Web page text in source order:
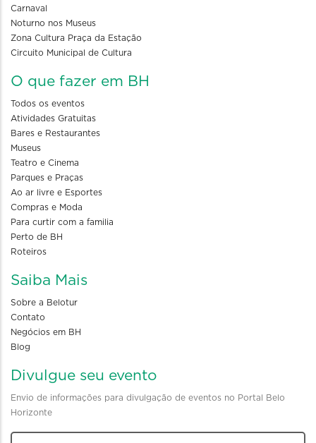
Carnaval
Noturno nos Museus
Zona Cultura Praça da Estação
Circuito Municipal de Cultura
O que fazer em BH
Todos os eventos
Atividades Gratuitas
Bares e Restaurantes
Museus
Teatro e Cinema
Parques e Praças
Ao ar livre e Esportes
Compras e Moda
Para curtir com a familia
Perto de BH
Roteiros
Saiba Mais
Sobre a Belotur
Contato
Negócios em BH
Blog
Divulgue seu evento
Envio de informações para divulgação de eventos no Portal Belo
Horizonte